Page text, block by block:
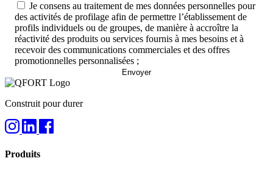
Je consens au traitement de mes données personnelles pour
des activités de profilage afin de permettre l’établissement de
profils individuels ou de groupes, de manière à accroître la
réactivité des produits ou services fournis à mes besoins et à
recevoir des communications commerciales et des offres
promotionnelles personnalisées ;
Construit pour durer
Produits